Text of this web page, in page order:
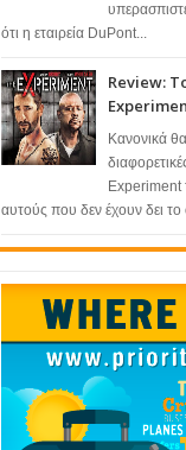
ότι η εταιρεία DuPont...
Review:
Κανονικά
Experiment
αυτούς που δεν έχουν δει το